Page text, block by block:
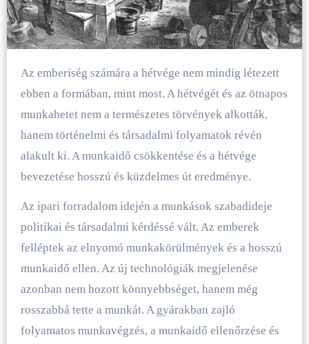
Az emberiség számára a hétvége nem mindig létezett
ebben a formában, mint most. A hétvégét és az ötnapos
munkahetet nem a természetes törvények alkották,
hanem történelmi és társadalmi folyamatok révén
alakult ki. A munkaidő csökkentése és a hétvége
bevezetése hosszú és küzdelmes út eredménye.
Az ipari forradalom idején a munkások szabadideje
politikai és társadalmi kérdéssé vált. Az emberek
felléptek az elnyomó munkakörülmények és a hosszú
munkaidő ellen. Az új technológiák megjelenése
azonban nem hozott könnyebbséget, hanem még
rosszabbá tette a munkát. A gyárakban zajló
folyamatos munkavégzés, a munkaidő ellenőrzése és